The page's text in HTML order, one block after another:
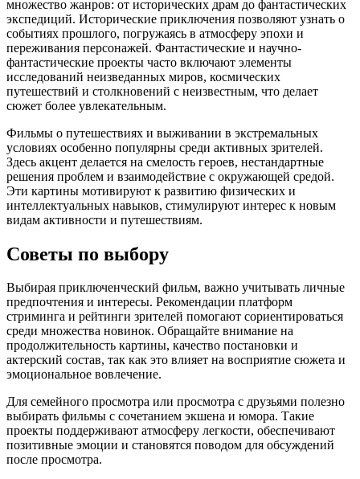
множество жанров: от исторических драм до фантастических
экспедиций. Исторические приключения позволяют узнать о
событиях прошлого, погружаясь в атмосферу эпохи и
переживания персонажей. Фантастические и научно-
фантастические проекты часто включают элементы
исследований неизведанных миров, космических
путешествий и столкновений с неизвестным, что делает
сюжет более увлекательным.
Фильмы о путешествиях и выживании в экстремальных
условиях особенно популярны среди активных зрителей.
Здесь акцент делается на смелость героев, нестандартные
решения проблем и взаимодействие с окружающей средой.
Эти картины мотивируют к развитию физических и
интеллектуальных навыков, стимулируют интерес к новым
видам активности и путешествиям.
Советы по выбору
Выбирая приключенческий фильм, важно учитывать личные
предпочтения и интересы. Рекомендации платформ
стриминга и рейтинги зрителей помогают сориентироваться
среди множества новинок. Обращайте внимание на
продолжительность картины, качество постановки и
актерский состав, так как это влияет на восприятие сюжета и
эмоциональное вовлечение.
Для семейного просмотра или просмотра с друзьями полезно
выбирать фильмы с сочетанием экшена и юмора. Такие
проекты поддерживают атмосферу легкости, обеспечивают
позитивные эмоции и становятся поводом для обсуждений
после просмотра.